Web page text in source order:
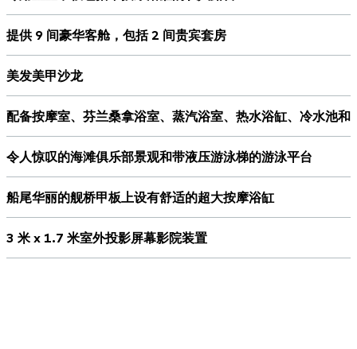
提供 9 间豪华客舱，包括 2 间贵宾套房
美发美甲沙龙
配备按摩室、芬兰桑拿浴室、蒸汽浴室、热水浴缸、冷水池和
令人惊叹的海滩俱乐部景观和带液压游泳梯的游泳平台
船尾华丽的舰桥甲板上设有舒适的超大按摩浴缸
3 米 x 1.7 米室外投影屏幕影院装置